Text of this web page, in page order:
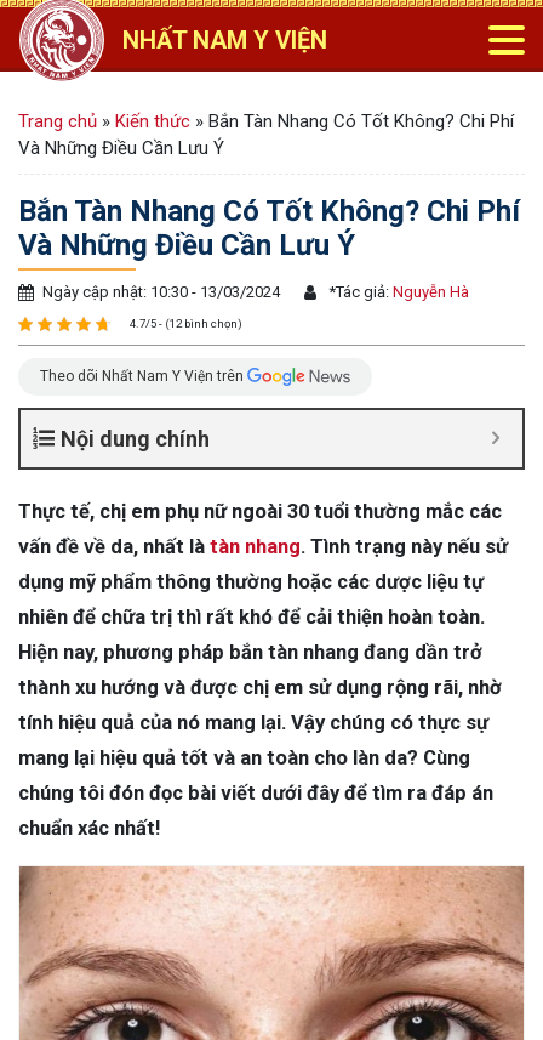
NHẤT NAM Y VIỆN
Trang chủ » Kiến thức » Bắn Tàn Nhang Có Tốt Không? Chi Phí
Và Những Điều Cần Lưu Ý
Bắn Tàn Nhang Có Tốt Không? Chi Phí
Và Những Điều Cần Lưu Ý
Ngày cập nhật: 10:30 - 13/03/2024 *Tác giả: Nguyễn Hà
4.7/5 - (12 bình chọn)
Theo dõi Nhất Nam Y Viện trên
Nội dung chính
Thực tế, chị em phụ nữ ngoài 30 tuổi thường mắc các
vấn đề về da, nhất là tàn nhang. Tình trạng này nếu sử
dụng mỹ phẩm thông thường hoặc các dược liệu tự
nhiên để chữa trị thì rất khó để cải thiện hoàn toàn.
Hiện nay, phương pháp bắn tàn nhang đang dần trở
thành xu hướng và được chị em sử dụng rộng rãi, nhờ
tính hiệu quả của nó mang lại. Vậy chúng có thực sự
mang lại hiệu quả tốt và an toàn cho làn da? Cùng
chúng tôi đón đọc bài viết dưới đây để tìm ra đáp án
chuẩn xác nhất!